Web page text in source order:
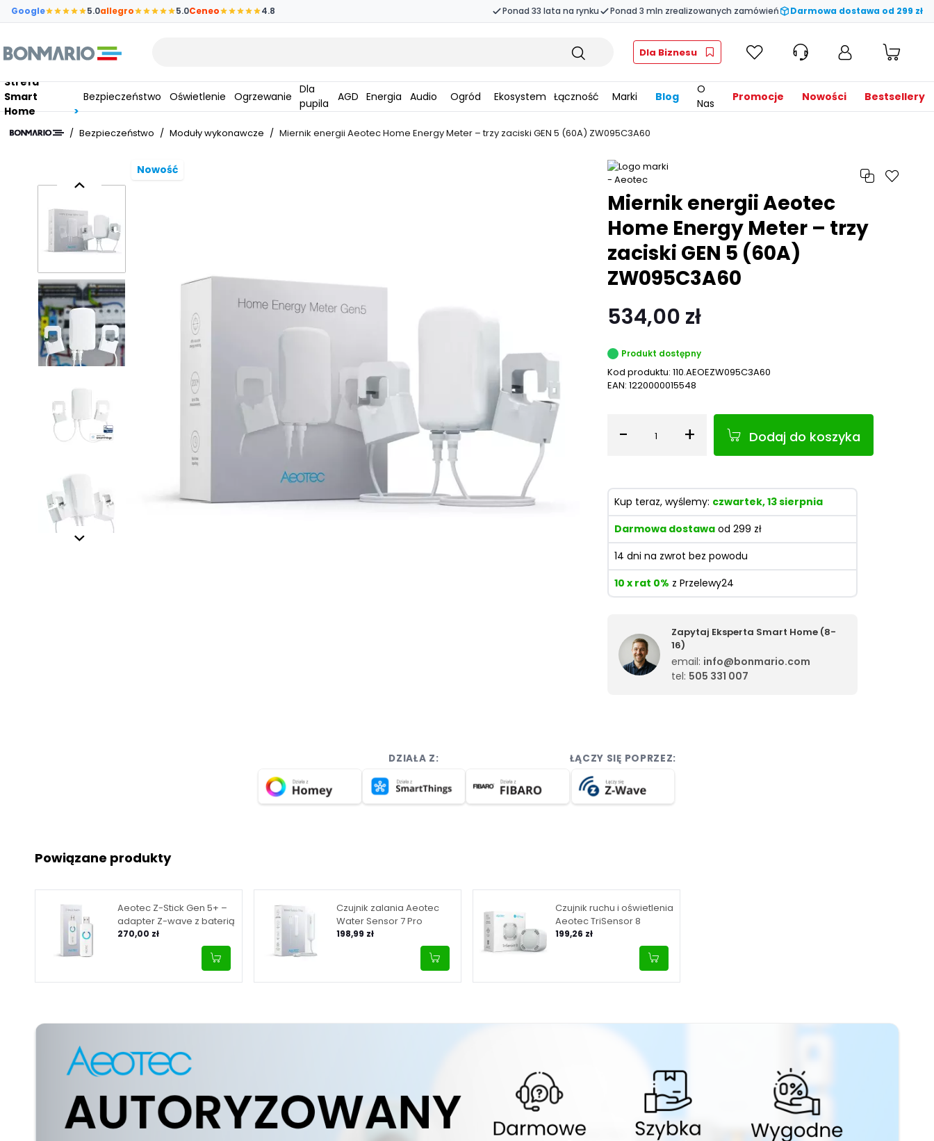
Przejdź do głównej zawartości strony
Google 5.0allegro 5.0Ceneo 4.8 Ponad 33 lata na rynku Ponad 3 mln zrealizowanych zamówień Darmowa dostawa od 299 zł
Dla Biznesu
Strefa
Smart
Home
Bezpieczeństwo Oświetlenie Ogrzewanie
Dla
pupila
AGD Energia Audio Ogród Ekosystem Łączność Marki Blog
O
Nas
Promocje Nowości Bestsellery
/ Bezpieczeństwo / Moduły wykonawcze / Miernik energii Aeotec Home Energy Meter – trzy zaciski GEN 5 (60A) ZW095C3A60
DZIAŁA Z: ŁĄCZY SIĘ POPRZEZ:
Powiązane produkty
Aeotec Z-Stick Gen 5+ –
adapter Z-wave z baterią
270,00 zł
Czujnik zalania Aeotec
Water Sensor 7 Pro
198,99 zł
Czujnik ruchu i oświetlenia
Aeotec TriSensor 8
199,26 zł
Miernik energii Aeotec
Home Energy Meter – trzy
zaciski GEN 5 (60A)
ZW095C3A60
534,00 zł
Produkt dostępny
Kod produktu: 110.AEOEZW095C3A60
EAN: 1220000015548
- Ilość + Dodaj do koszyka
Kup teraz, wyślemy: czwartek, 13 sierpnia
Darmowa dostawa od 299 zł
14 dni na zwrot bez powodu
10 x rat 0% z Przelewy24
Zapytaj Eksperta Smart Home (8-
16)
email: info@bonmario.com
tel: 505 331 007
Nowość